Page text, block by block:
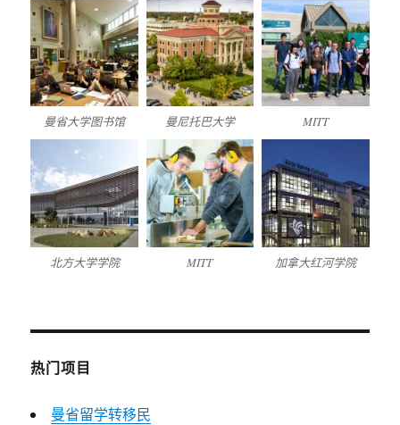
曼省大学图书馆 曼尼托巴大学 MITT
北方大学学院 MITT 加拿大红河学院
热门项目
曼省留学转移民